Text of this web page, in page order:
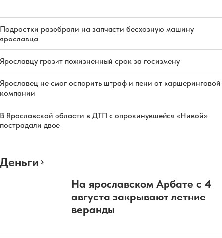
Подростки разобрали на запчасти бесхозную машину
ярославца
Ярославцу грозит пожизненный срок за госизмену
Ярославец не смог оспорить штраф и пени от каршеринговой
компании
В Ярославской области в ДТП с опрокинувшейся «Нивой»
пострадали двое
Деньги
На ярославском Арбате с 4
августа закрывают летние
веранды